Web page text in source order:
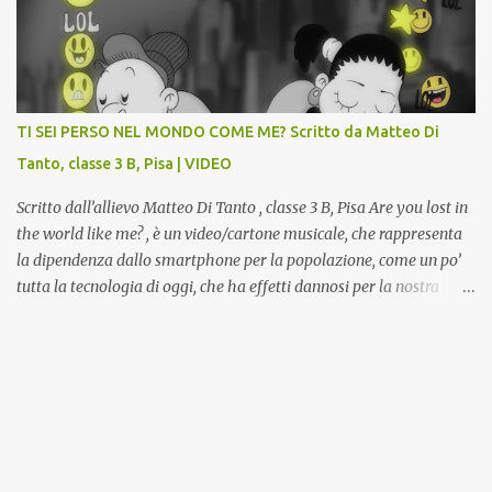
la Gipsoteca in un laboratorio didattico.Venti ragazzi del Liceo
potranno studiare e riscoprire: i Gessi storici dell’ex-Istituto d’Arte,
attualmente musealizzati nella Gipsoteca della Biblioteca
Comunale "Peppino Impastato" di Cascina. Quadri, disegni,
progetti di arredamento e di mobili, intarsi ed intagli lignei
da allievi e studenti dell’Istituto d’Arte durante il...
TI SEI PERSO NEL MONDO COME ME? Scritto da Matteo Di
Tanto, classe 3 B, Pisa | VIDEO
Scritto dall’allievo Matteo Di Tanto , classe 3 B, Pisa Are you lost in
the world like me? , è un video/cartone musicale, che rappresenta
la dipendenza dallo smartphone per la popolazione, come un po’
tutta la tecnologia di oggi, che ha effetti dannosi per la nostra